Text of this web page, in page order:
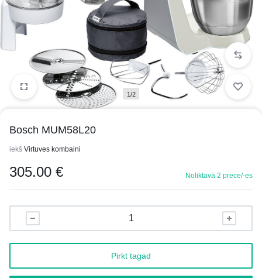
1/2
Bosch MUM58L20
iekš Virtuves kombaini
305.00 € Noliktavā 2 prece/-es
Pirkt tagad